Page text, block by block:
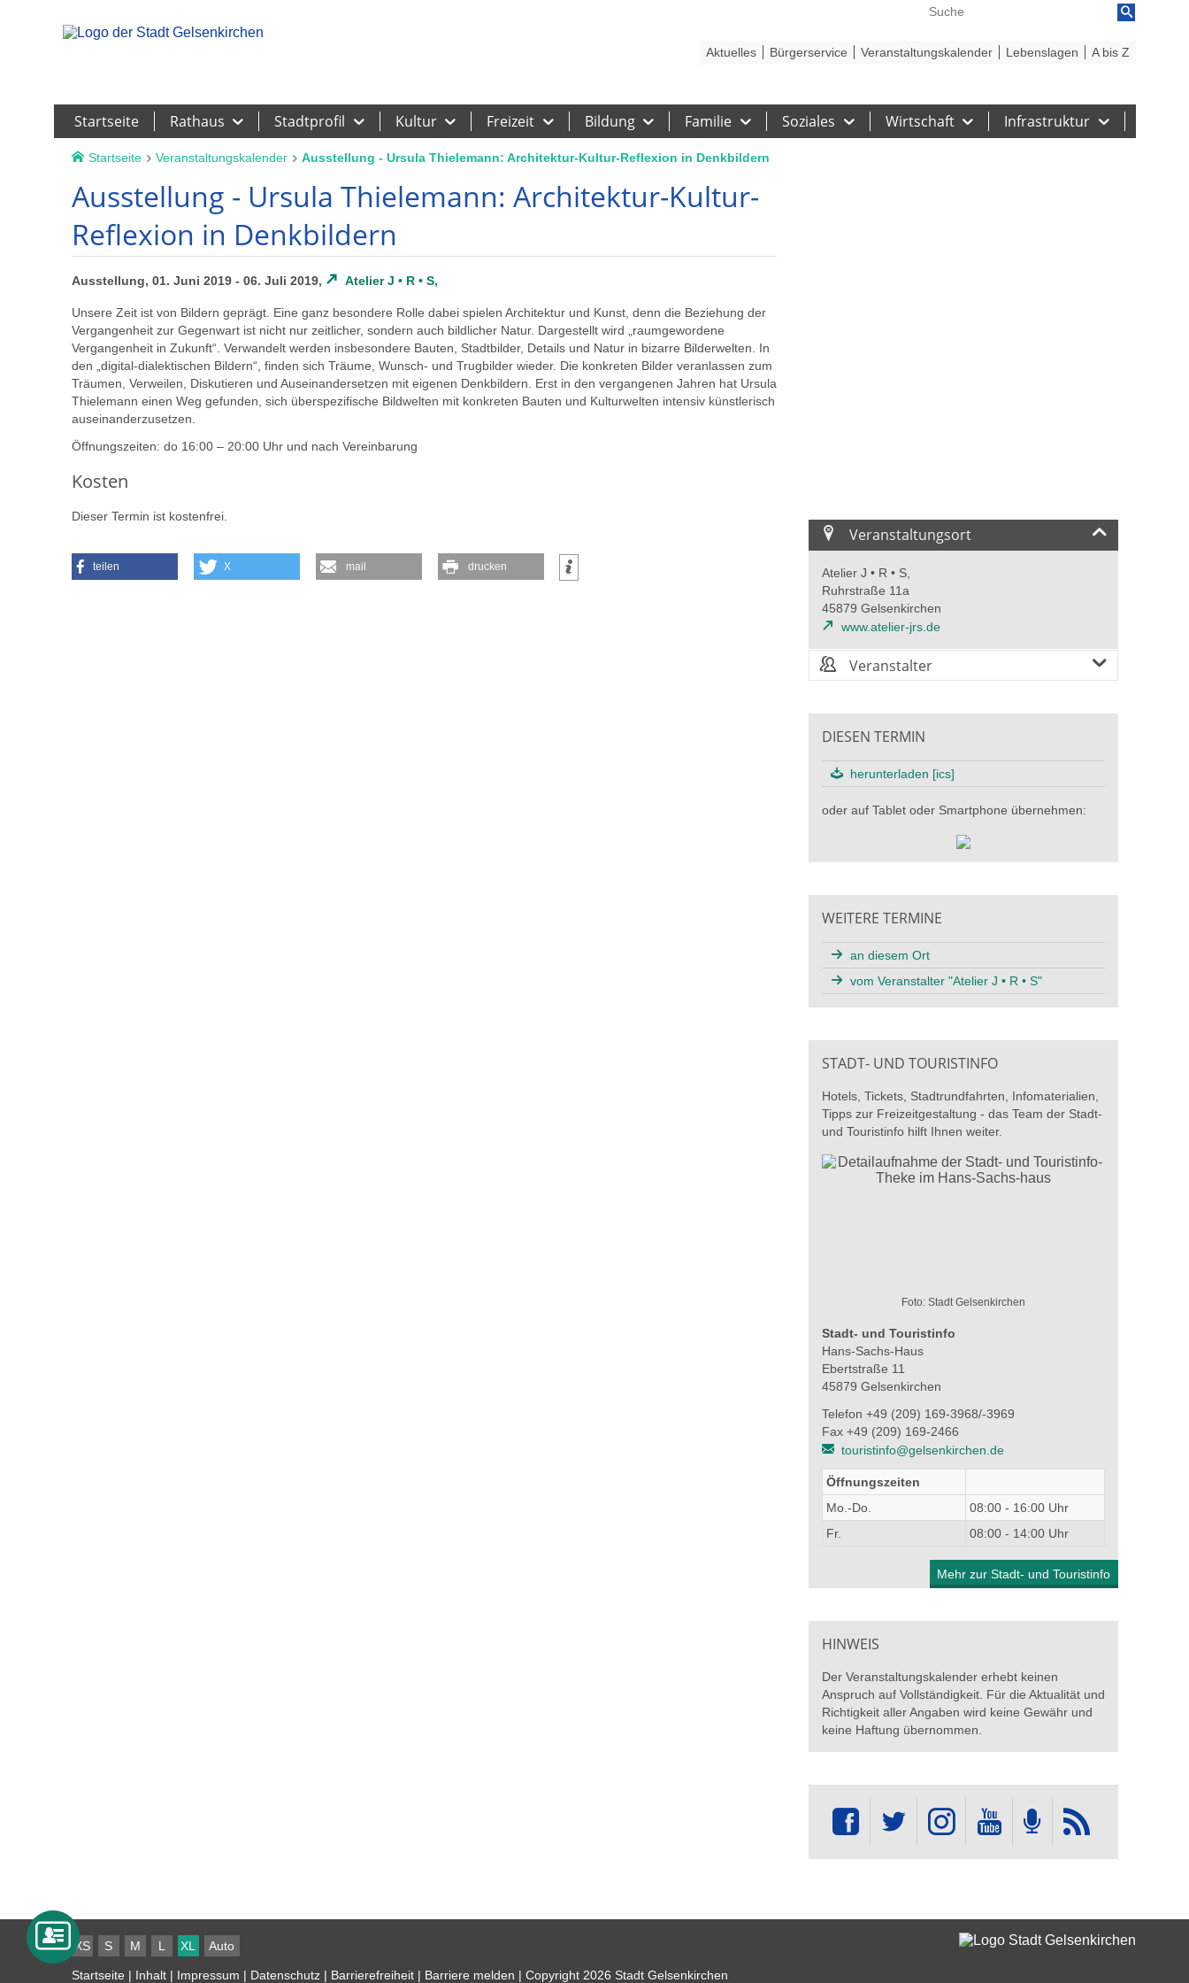
Startseite Rathaus Stadtprofil Kultur Freizeit Bildung Familie Soziales Wirtschaft Infrastruktur
Aktuelles Bürgerservice Veranstaltungskalender Lebenslagen A bis Z
Startseite Veranstaltungskalender Ausstellung - Ursula Thielemann: Architektur-Kultur-Reflexion in Denkbildern
Ausstellung - Ursula Thielemann: Architektur-Kultur-
Reflexion in Denkbildern
Ausstellung, 01. Juni 2019 - 06. Juli 2019, Atelier J • R • S,
Unsere Zeit ist von Bildern geprägt. Eine ganz besondere Rolle dabei spielen Architektur und Kunst, denn die Beziehung der
Vergangenheit zur Gegenwart ist nicht nur zeitlicher, sondern auch bildlicher Natur. Dargestellt wird „raumgewordene
Vergangenheit in Zukunft“. Verwandelt werden insbesondere Bauten, Stadtbilder, Details und Natur in bizarre Bilderwelten. In
den „digital-dialektischen Bildern“, finden sich Träume, Wunsch- und Trugbilder wieder. Die konkreten Bilder veranlassen zum
Träumen, Verweilen, Diskutieren und Auseinandersetzen mit eigenen Denkbildern. Erst in den vergangenen Jahren hat Ursula
Thielemann einen Weg gefunden, sich überspezifische Bildwelten mit konkreten Bauten und Kulturwelten intensiv künstlerisch
auseinanderzusetzen.
Öffnungszeiten: do 16:00 – 20:00 Uhr und nach Vereinbarung
Kosten
Dieser Termin ist kostenfrei.
teilen X mail drucken
Veranstaltungsort
Atelier J • R • S,
Ruhrstraße 11a
45879 Gelsenkirchen
www.atelier-jrs.de
Veranstalter
DIESEN TERMIN
herunterladen [ics]
oder auf Tablet oder Smartphone übernehmen:
WEITERE TERMINE
an diesem Ort
vom Veranstalter "Atelier J • R • S"
STADT- UND TOURISTINFO
Hotels, Tickets, Stadtrundfahrten, Infomaterialien,
Tipps zur Freizeitgestaltung - das Team der Stadt-
und Touristinfo hilft Ihnen weiter.
Foto: Stadt Gelsenkirchen
Stadt- und Touristinfo
Hans-Sachs-Haus
Ebertstraße 11
45879 Gelsenkirchen
Telefon +49 (209) 169-3968/-3969
Fax +49 (209) 169-2466
touristinfo@gelsenkirchen.de
Öffnungszeiten
Mo.-Do.
08:00 - 16:00 Uhr
Fr.
08:00 - 14:00 Uhr
Mehr zur Stadt- und Touristinfo
HINWEIS
Der Veranstaltungskalender erhebt keinen
Anspruch auf Vollständigkeit. Für die Aktualität und
Richtigkeit aller Angaben wird keine Gewähr und
keine Haftung übernommen.
XS S M L XL Auto
Startseite | Inhalt| Impressum | Datenschutz| Barrierefreiheit| Barriere melden | Copyright 2026 Stadt Gelsenkirchen